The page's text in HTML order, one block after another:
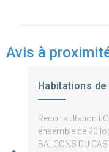
Avis à
Habitations
Reconsultation
ensemble de 20
BALCONS DU